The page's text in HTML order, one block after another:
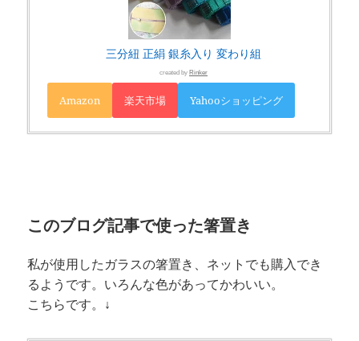
三分紐 正絹 銀糸入り 変わり組
created by Rinker
Amazon 楽天市場 Yahooショッピング
このブログ記事で使った箸置き
私が使用したガラスの箸置き、ネットでも購入でき
るようです。いろんな色があってかわいい。
こちらです。↓